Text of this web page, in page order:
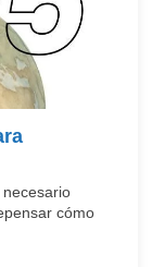
cómo